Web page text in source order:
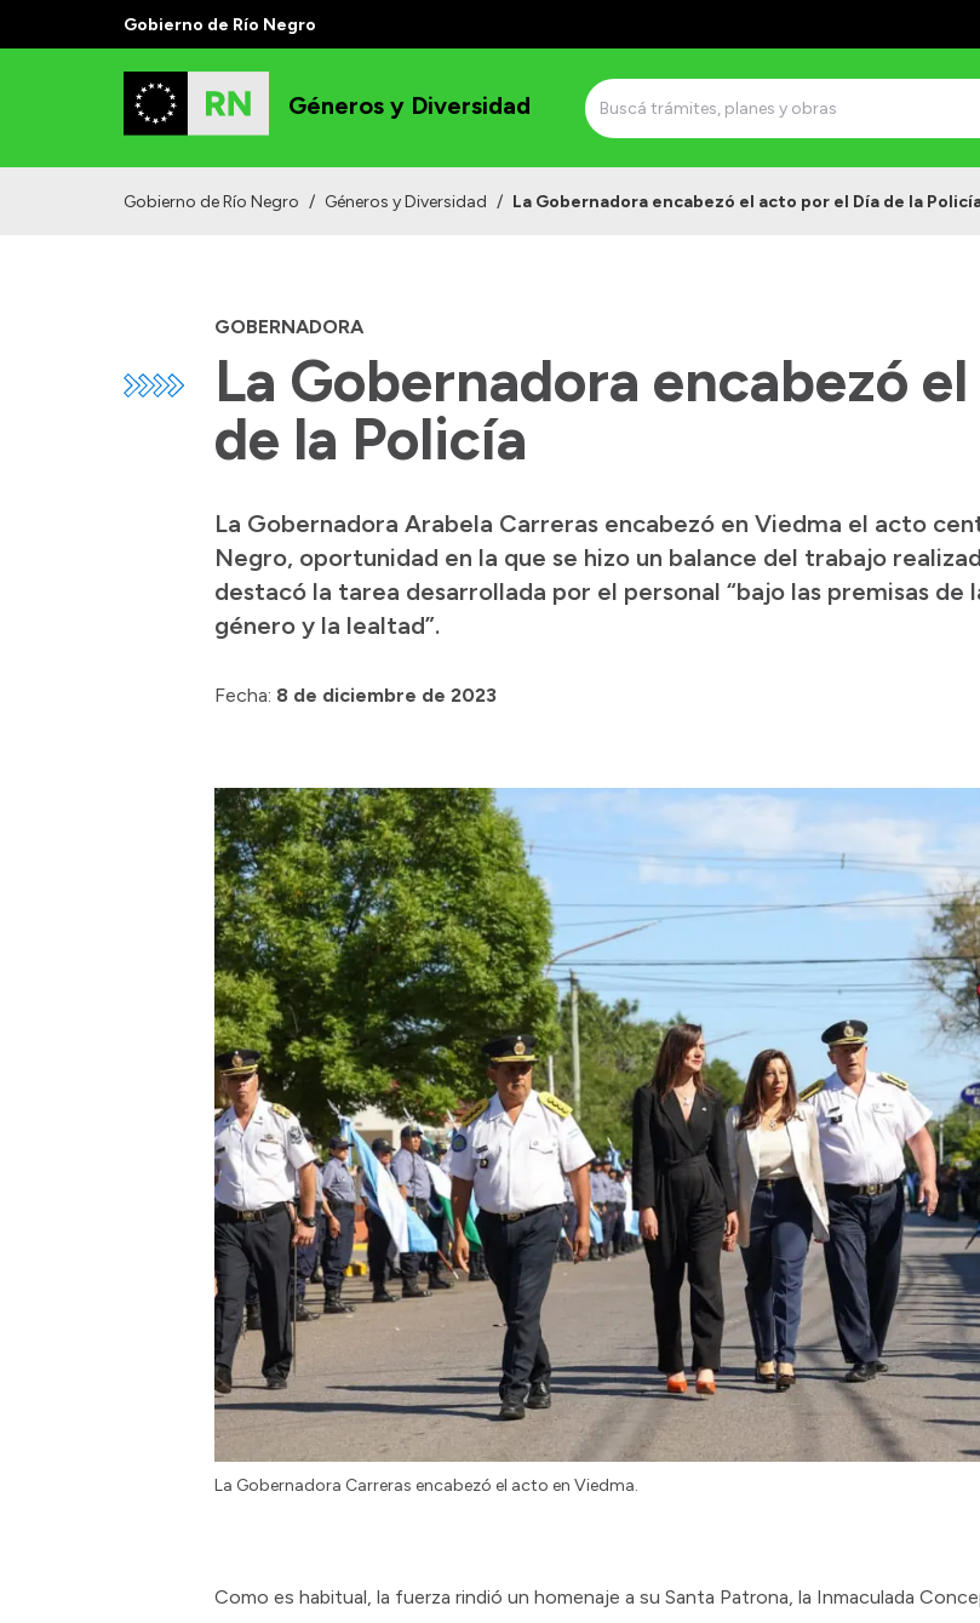
Gobierno de Río Negro
Géneros y Diversidad
Gobierno de Río Negro / Géneros y Diversidad / La Gobernadora encabezó el acto por el Día de la
GOBERNADORA
La Gobernadora encabezó
de la Policía
La Gobernadora Arabela Carreras encabezó en Viedma el acto
Negro, oportunidad en la que se hizo un balance del trabajo
destacó la tarea desarrollada por el personal “bajo las premisas de
género y la lealtad”.
Fecha: 8 de diciembre de 2023
La Gobernadora Carreras encabezó el acto en Viedma.
Como es habitual, la fuerza rindió un homenaje a su Santa Patrona, la Inmaculada